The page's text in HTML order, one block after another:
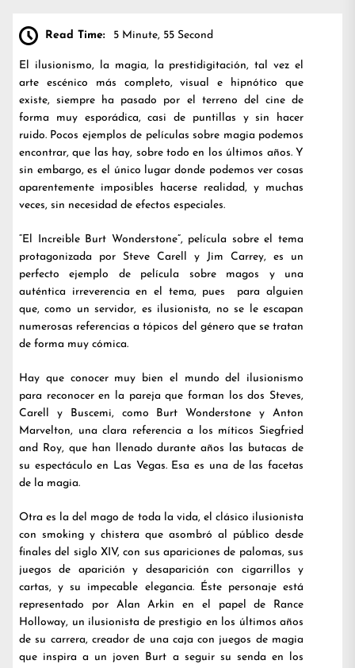
Read Time: 5 Minute, 55 Second
El ilusionismo, la magia, la prestidigitación, tal vez el
arte escénico más completo, visual e hipnótico que
existe, siempre ha pasado por el terreno del cine de
forma muy esporádica, casi de puntillas y sin hacer
ruido. Pocos ejemplos de películas sobre magia podemos
encontrar, que las hay, sobre todo en los últimos años. Y
sin embargo, es el único lugar donde podemos ver cosas
aparentemente imposibles hacerse realidad, y muchas
veces, sin necesidad de efectos especiales.
“El Increible Burt Wonderstone”, película sobre el tema
protagonizada por Steve Carell y Jim Carrey, es un
perfecto ejemplo de película sobre magos y una
auténtica irreverencia en el tema, pues para alguien
que, como un servidor, es ilusionista, no se le escapan
numerosas referencias a tópicos del género que se tratan
de forma muy cómica.
Hay que conocer muy bien el mundo del ilusionismo
para reconocer en la pareja que forman los dos Steves,
Carell y Buscemi, como Burt Wonderstone y Anton
Marvelton, una clara referencia a los míticos Siegfried
and Roy, que han llenado durante años las butacas de
su espectáculo en Las Vegas. Esa es una de las facetas
de la magia.
Otra es la del mago de toda la vida, el clásico ilusionista
con smoking y chistera que asombró al público desde
finales del siglo XIV, con sus apariciones de palomas, sus
juegos de aparición y desaparición con cigarrillos y
cartas, y su impecable elegancia. Éste personaje está
representado por Alan Arkin en el papel de Rance
Holloway, un ilusionista de prestigio en los últimos años
de su carrera, creador de una caja con juegos de magia
que inspira a un joven Burt a seguir su senda en los